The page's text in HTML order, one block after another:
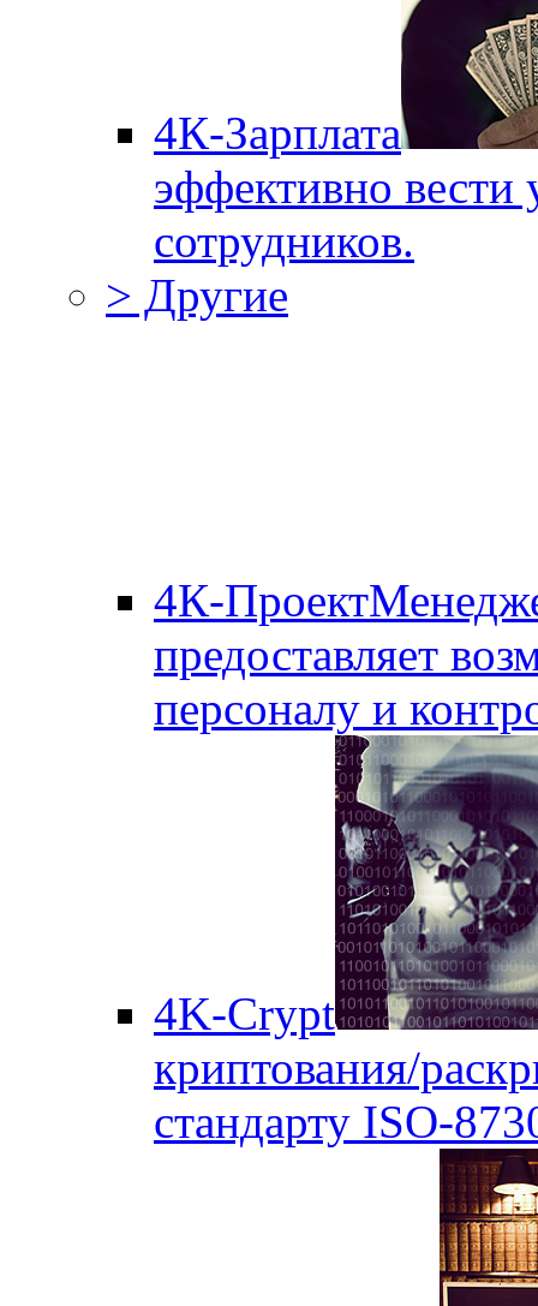
4К-Зарплата
эффективно вести
сотрудников.
> Другие
4К-
предоставляет
персоналу и
4K-Crypt
криптования/
стандарту ISO-